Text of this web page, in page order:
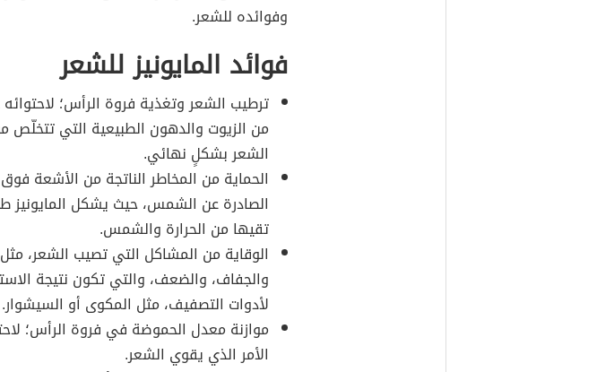
وفوائده للشعر.
فوائد المايونيز للشعر
ترطيب الشعر وتغذية فروة الرأس؛
من الزيوت والدهون الطبيعية التي
الشعر بشكلٍ نهائي.
الحماية من المخاطر الناتجة من الأشعة
الصادرة عن الشمس، حيث يشكل المايونيز
تقيها من الحرارة والشمس.
الوقاية من المشاكل التي تصيب الشعر،
والجفاف، والضعف، والتي تكون نتيجة
لأدوات التصفيف، مثل المكوى أو السيشوار.
موازنة معدل الحموضة في فروة الرأس؛
الأمر الذي يقوي الشعر.